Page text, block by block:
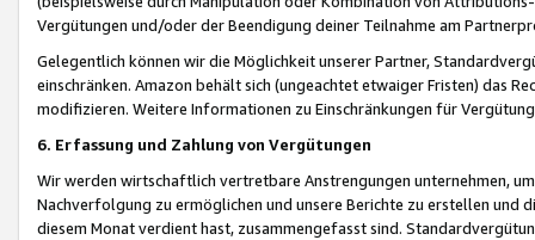
Vergütungen und/oder der Beendigung deiner Teilnahme am
Gelegentlich können wir die Möglichkeit unserer Partner,
einschränken. Amazon behält sich (ungeachtet etwaiger Fristen) das
modifizieren. Weitere Informationen zu Einschränkungen für
6. Erfassung und Zahlung von Vergütungen
Wir werden wirtschaftlich vertretbare Anstrengungen unternehmen,
Nachverfolgung zu ermöglichen und unsere Berichte zu erstellen und
diesem Monat verdient hast, zusammengefasst sind.